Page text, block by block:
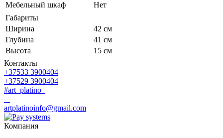
Мебельный шкаф
Нет
Габариты
Ширина
42 см
Глубина
41 см
Высота
15 см
Контакты
+37533 3900404
+37529 3900404
#art_platino
artplatinoinfo@gmail.com
Компания